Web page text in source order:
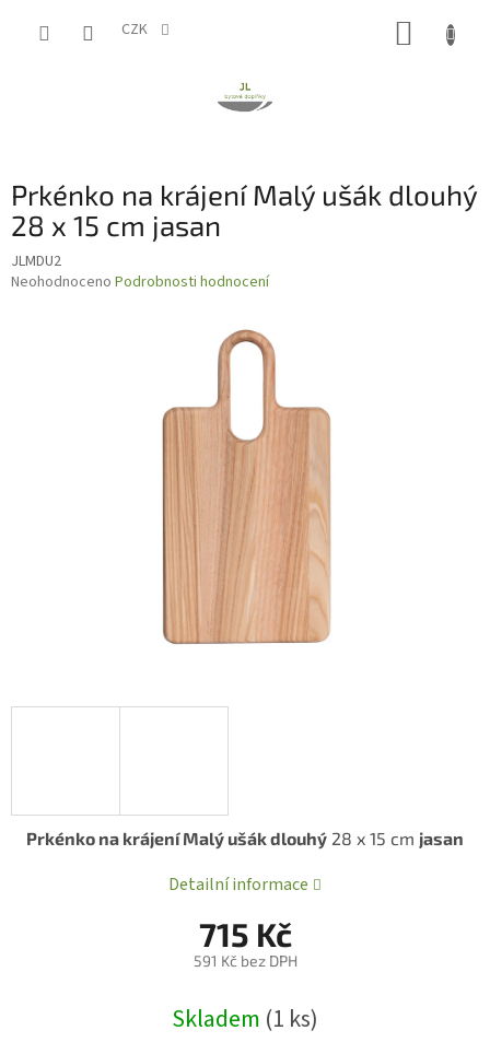
CZK
Prkénko na krájení Malý ušák dlouhý
28 x 15 cm jasan
JLMDU2
Průměrné
Neohodnoceno Podrobnosti hodnocení
715 Kč
591 Kč bez DPH
cena:
Skladem (1 ks)
Prkénko na krájení Malý ušák dlouhý 28 x 15 cm jasan
Detailní informace